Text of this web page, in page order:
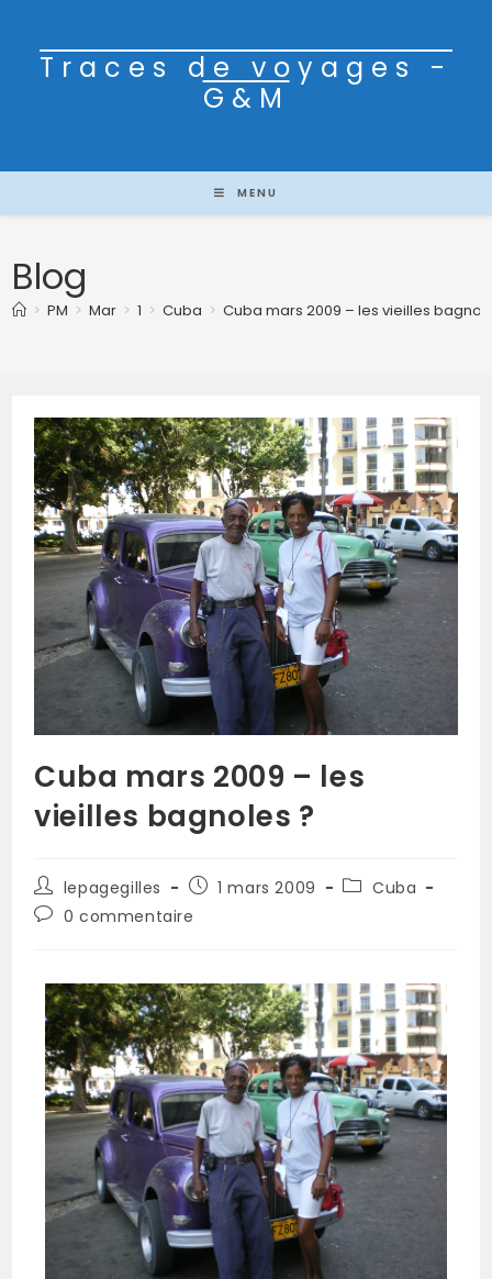
Traces de voyages -
G&M
MENU
Blog
> PM > Mar > 1 > Cuba > Cuba mars 2009 – les vieilles
Cuba mars 2009 – les
vieilles bagnoles ?
lepagegilles 1 mars 2009
Cuba
0 commentaire